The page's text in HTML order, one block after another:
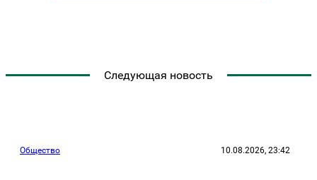
Следующая новость
Общество 10.08.2026, 23:42